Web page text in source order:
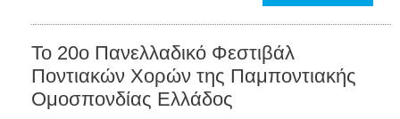
Το 20ο Πανελλαδικό Φεστιβάλ
Ποντιακών Χορών της Παμποντιακής
Ομοσπονδίας Ελλάδος